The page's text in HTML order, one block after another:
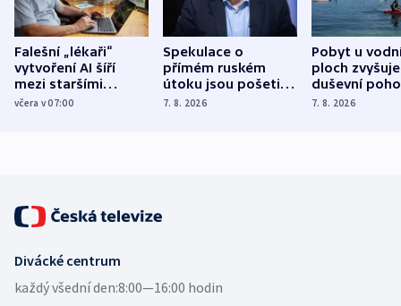
Falešní „lékaři“
vytvoření AI šíří
mezi staršími
Poláky nebezpečné
včera v 07:00
Spekulace o
přímém ruském
útoku jsou pošetilé,
míní estonský
7. 8. 2026
Pobyt u
ploch zvyšuje
duševní
ukázala
7. 8. 2026
Divácké centrum
každý všední den:8:00—16:00 hodin